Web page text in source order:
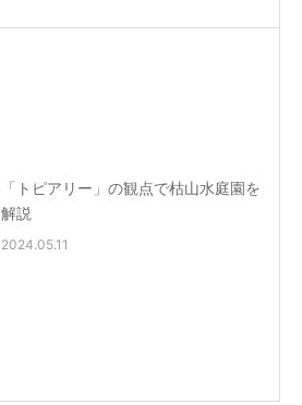
「トピアリー」の観点で枯山水庭園を
解説
2024.05.11